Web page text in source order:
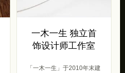
一木一生 独立首
饰设计师工作室
「一木一生」于2010年末建